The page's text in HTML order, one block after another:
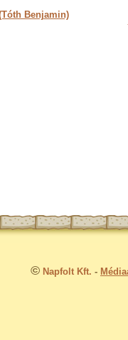
Benjamin)
© Napfolt Kft. -